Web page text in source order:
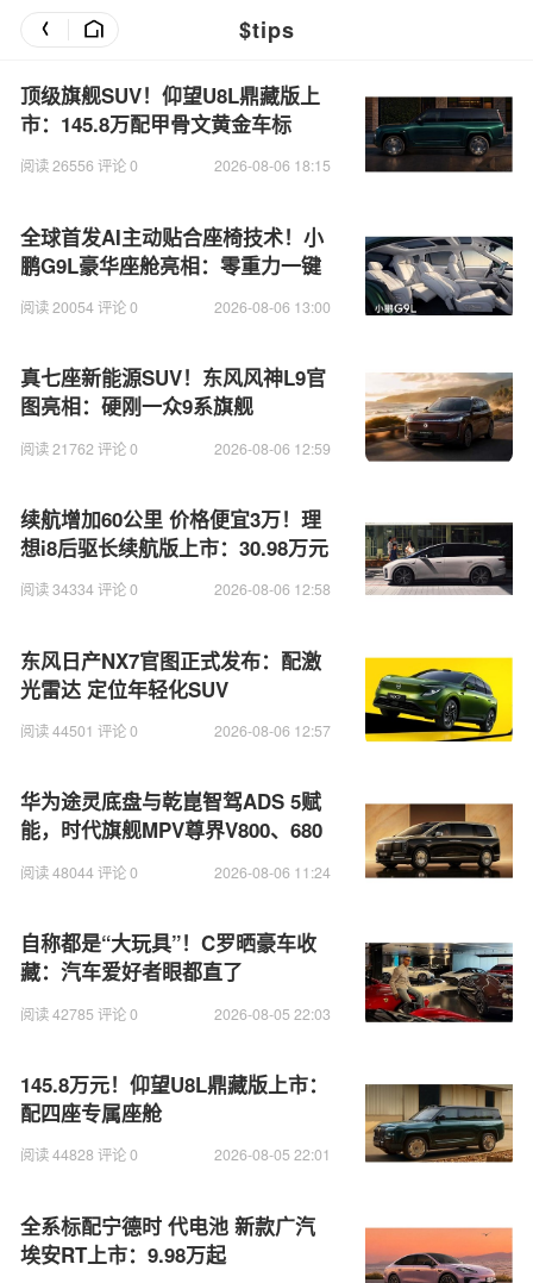
$tips
顶级旗舰SUV！仰望U8L鼎藏版上
市：145.8万配甲骨文黄金车标
阅读 26556 评论 0 2026-08-06 18:15
全球首发AI主动贴合座椅技术！小
鹏G9L豪华座舱亮相：零重力一键
成床
阅读 20054 评论 0 2026-08-06 13:00
真七座新能源SUV！东风风神L9官
图亮相：硬刚一众9系旗舰
阅读 21762 评论 0 2026-08-06 12:59
续航增加60公里 价格便宜3万！理
想i8后驱长续航版上市：30.98万元
阅读 34334 评论 0 2026-08-06 12:58
东风日产NX7官图正式发布：配激
光雷达 定位年轻化SUV
阅读 44501 评论 0 2026-08-06 12:57
华为途灵底盘与乾崑智驾ADS 5赋
能，时代旗舰MPV尊界V800、680
上市
阅读 48044 评论 0 2026-08-06 11:24
自称都是“大玩具”！C罗晒豪车收
藏：汽车爱好者眼都直了
阅读 42785 评论 0 2026-08-05 22:03
145.8万元！仰望U8L鼎藏版上市：
配四座专属座舱
阅读 44828 评论 0 2026-08-05 22:01
全系标配宁德时 代电池 新款广汽
埃安RT上市：9.98万起